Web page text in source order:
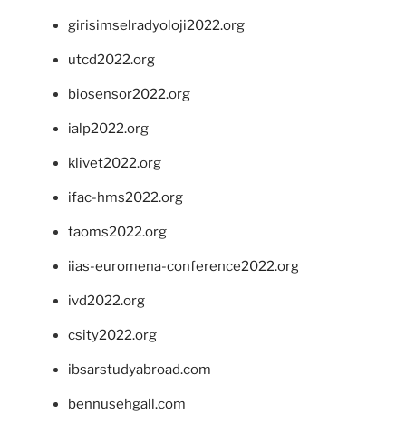
girisimselradyoloji2022.org
utcd2022.org
biosensor2022.org
ialp2022.org
klivet2022.org
ifac-hms2022.org
taoms2022.org
iias-euromena-conference2022.org
ivd2022.org
csity2022.org
ibsarstudyabroad.com
bennusehgall.com